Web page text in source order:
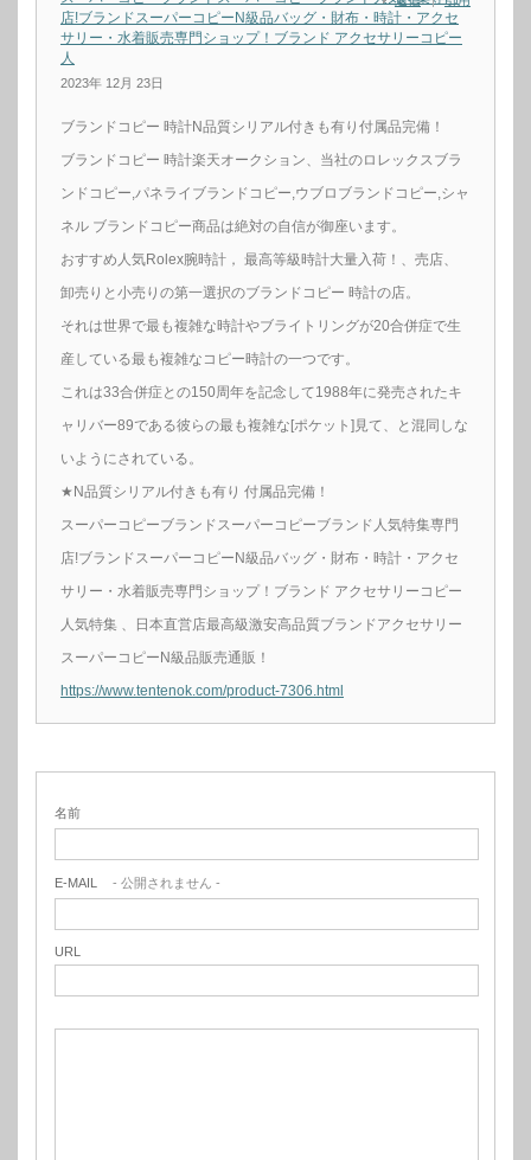
店!ブランドスーパーコピーN級品バッグ・財布・時計・アクセ
サリー・水着販売専門ショップ！ブランド アクセサリーコピー
人
2023年 12月 23日
ブランドコピー 時計N品質シリアル付きも有り付属品完備！
ブランドコピー 時計楽天オークション、当社のロレックスブラ
ンドコピー,パネライブランドコピー,ウブロブランドコピー,シャ
ネル ブランドコピー商品は絶対の自信が御座います。
おすすめ人気Rolex腕時計， 最高等級時計大量入荷！、売店、
卸売りと小売りの第一選択のブランドコピー 時計の店。
それは世界で最も複雑な時計やブライトリングが20合併症で生
産している最も複雑なコピー時計の一つです。
これは33合併症との150周年を記念して1988年に発売されたキ
ャリバー89である彼らの最も複雑な[ポケット]見て、と混同しな
いようにされている。
★N品質シリアル付きも有り 付属品完備！
スーパーコピーブランドスーパーコピーブランド人気特集専門
店!ブランドスーパーコピーN級品バッグ・財布・時計・アクセ
サリー・水着販売専門ショップ！ブランド アクセサリーコピー
人気特集 、日本直営店最高級激安高品質ブランドアクセサリー
スーパーコピーN級品販売通販！
https://www.tentenok.com/product-7306.html
名前
E-MAIL - 公開されません -
URL